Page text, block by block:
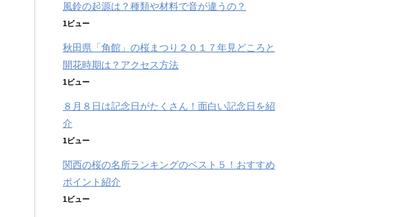
風鈴の起源は？種類や材料で音が違うの？
1ビュー
秋田県「角館」の桜まつり２０１７年見どころと
開花時期は？アクセス方法
1ビュー
８月８日は記念日がたくさん！面白い記念日を紹
介
1ビュー
関西の桜の名所ランキングのベスト５！おすすめ
ポイント紹介
1ビュー